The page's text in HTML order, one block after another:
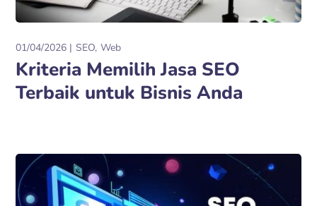
01/04/2026 SEO Web
Kriteria Memilih Jasa SEO
Terbaik untuk Bisnis Anda